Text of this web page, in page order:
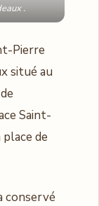
.
Pierre
situé au
Saint-
de
conservé